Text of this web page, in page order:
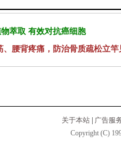
萃取 有效对抗癌细胞
腰背疼痛，防治骨质疏松立竿
关于本站
广告服
Copyright (C)